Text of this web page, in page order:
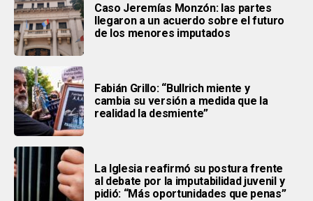
Caso Jeremías Monzón: las partes
llegaron a un acuerdo sobre el futuro
de los menores imputados
Fabián Grillo: “Bullrich miente y
cambia su versión a medida que la
realidad la desmiente”
La Iglesia reafirmó su postura frente
al debate por la imputabilidad juvenil y
pidió: “Más oportunidades que penas”